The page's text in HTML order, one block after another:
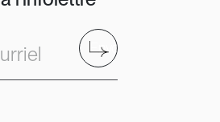
Envoyer